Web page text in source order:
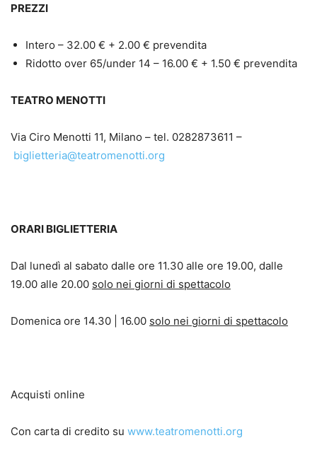
PREZZI
Intero – 32.00 € + 2.00 € prevendita
Ridotto over 65/under 14 – 16.00 € + 1.50 € prevendita
TEATRO MENOTTI
Via Ciro Menotti 11, Milano – tel. 0282873611 –
biglietteria@teatromenotti.org
ORARI BIGLIETTERIA
Dal lunedì al sabato dalle ore 11.30 alle ore 19.00, dalle
19.00 alle 20.00 solo nei giorni di spettacolo
Domenica ore 14.30 | 16.00 solo nei giorni di spettacolo
Acquisti online
Con carta di credito su www.teatromenotti.org